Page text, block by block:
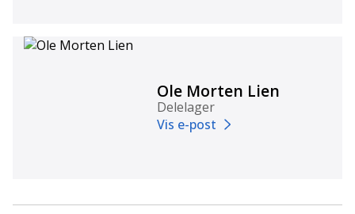
Ole Morten Lien
Delelager
Vis e-post